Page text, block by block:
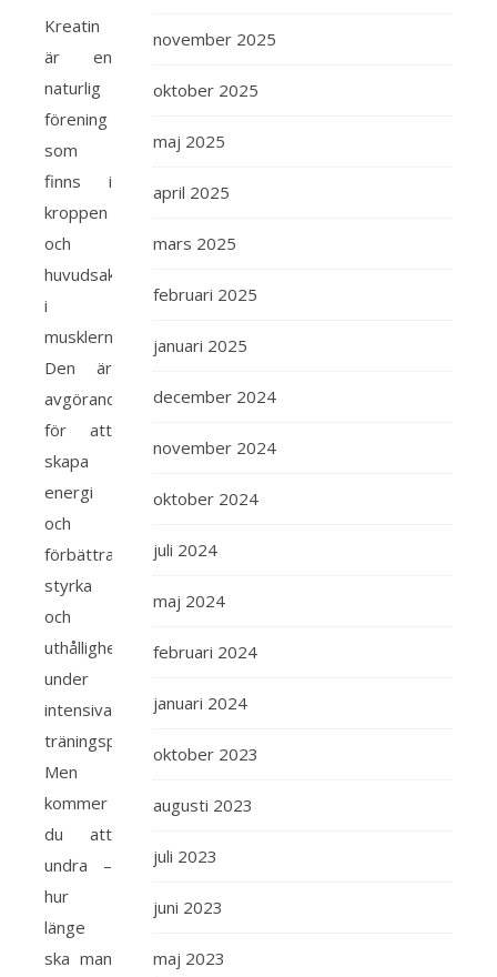
Kreatin
är en
naturlig
förening
som
finns i
kroppen
och
huvudsakligen
i
musklerna.
Den är
avgörande
för att
skapa
energi
och
förbättra
styrka
och
uthållighet
under
intensiva
träningspass.
Men
kommer
du att
undra –
hur
länge
ska man
november 2025
oktober 2025
maj 2025
april 2025
mars 2025
februari 2025
januari 2025
december 2024
november 2024
oktober 2024
juli 2024
maj 2024
februari 2024
januari 2024
oktober 2023
augusti 2023
juli 2023
juni 2023
maj 2023